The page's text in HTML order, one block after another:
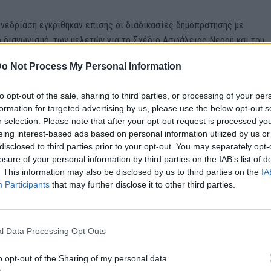
Not Process My Personal Information
opt-out of the sale, sharing to third parties, or processing of your
for targeted advertising by us, please use the below opt-out
selection. Please note that after your opt-out request is processed
interest-based ads based on personal information utilized by us
to third parties prior to your opt-out. You may separately
of your personal information by third parties on the IAB’s list of
This information may also be disclosed by us to third parties on the
Participants that may further disclose it to other third parties.
Data Processing Opt Outs
opt-out of the Sharing of my personal data.
εγκρίθηκαν επίσης οι διαδικασίες δημοπράτησης με
διαγωνισμό, των μελετών για το Σχέδιο Ασφάλειας Νερού και του
της ανανέωσης του στόλου της ΔΕΥΑΡ για την προμήθεια 24
οχημάτων με τη λήξη της σύμβασης.
επίσης πως ελήφθησαν αποφάσεις που σχετίζονται με την
πολιτική και συγκεκριμένα της τεκμαρτής χρέωσης που πλέον θα
όπως ο νόμος ορίζει, και η διαφορά της ποσότητας του νερού που
των κλινών και των ενδείξεων, σε ποσοστό 75% πληρότητας